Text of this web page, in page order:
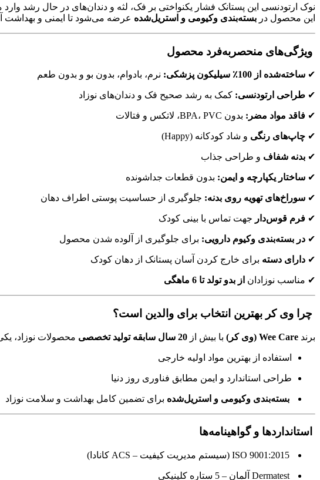
نوک ارتودنسی این پستانک فشار یکنواختی بر فک، لثه و دندان‌های در حال رشد
این محصول در بسته‌بندی وکیومی و استریل‌شده عرضه می‌شود تا ایمنی و
ویژگی‌های منحصربه‌فرد محصول
✔ ساخته‌شده از 100٪ سیلیکون پزشکی: نرم، بادوام، بدون بو و بدون طعم
✔ طراحی ارتودنسی: کمک به رشد صحیح فک و دندان‌های نوزاد
✔ فاقد مواد مضر: بدون BPA، PVC، لاتکس و فتالات
✔ چاپ‌های رنگی و شاد کودکانه (Happy)
✔ بدنه شفاف و طراحی جذاب
✔ ساختار یکپارچه و ایمن: بدون قطعات جداشونده
✔ سوراخ‌های تهویه روی بدنه: جلوگیری از حساسیت پوستی اطراف دهان
✔ فرم قوس‌دار جهت تماس با بینی کودک
✔ در بسته‌بندی وکیوم دارویی: برای جلوگیری از آلوده شدن محصول
✔ دارای دسته برای خارج کردن آسان پستانک از دهان کودک
✔ مناسب نوزادان از بدو تولد تا 6 ماهگی
چرا وی کر بهترین انتخاب برای والدین است؟
برند Wee Care (وی کر) با بیش از 20 سال سابقه تولید تخصصی محصولات نوزاد،
استفاده از بهترین مواد اولیه خارجی
طراحی استاندارد و ایمن مطابق فناوری روز دنیا
بسته‌بندی وکیومی و استریل‌شده برای تضمین کامل بهداشت و سلامت نوزاد
استانداردها و گواهینامه‌ها